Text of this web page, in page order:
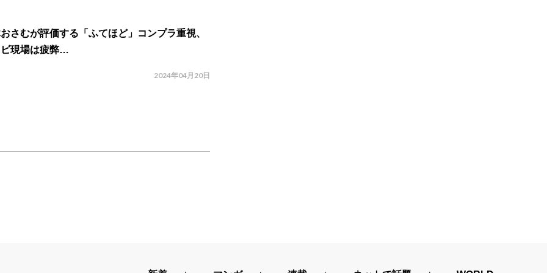
さむが評価する「ふてほど」コンプラ重視、
現場は疲弊…
2024年04月20日